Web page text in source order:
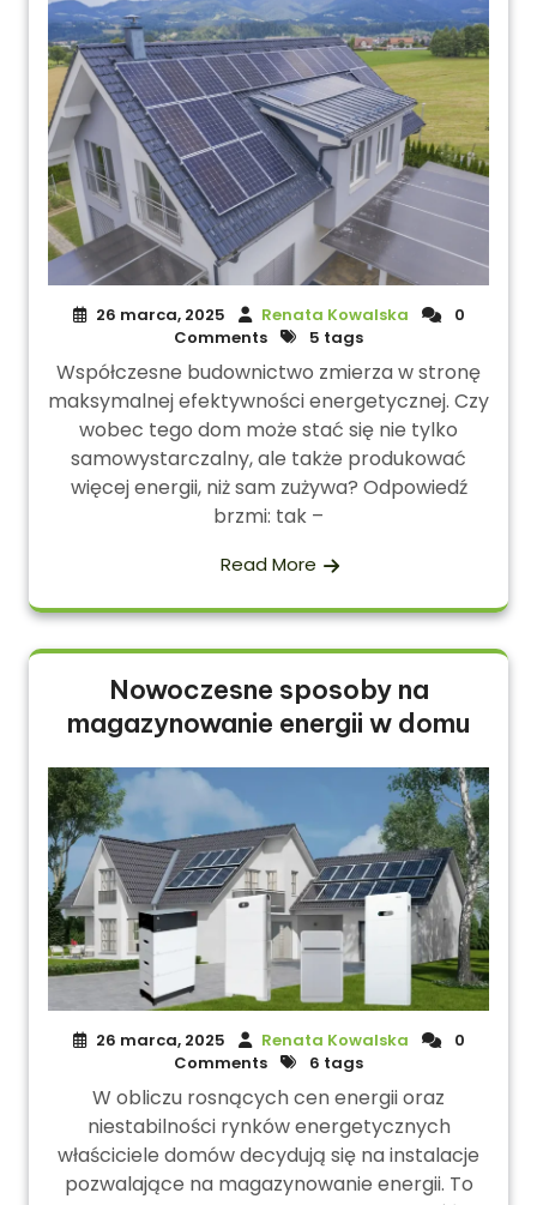
26 marca, 2025 Renata Kowalska
0
Comments
5 tags
Współczesne budownictwo zmierza w stronę
maksymalnej efektywności energetycznej. Czy
wobec tego dom może stać się nie tylko
samowystarczalny, ale także produkować
więcej energii, niż sam zużywa? Odpowiedź
brzmi: tak –
Read More
Nowoczesne sposoby na
magazynowanie energii w domu
26 marca, 2025 Renata Kowalska
0
Comments
6 tags
W obliczu rosnących cen energii oraz
niestabilności rynków energetycznych
właściciele domów decydują się na instalacje
pozwalające na magazynowanie energii. To